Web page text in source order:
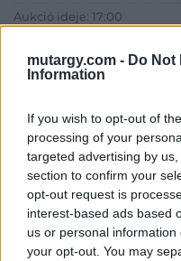
mutargy.com - Do Not
Information
If you wish to opt-out of
processing of your
targeted advertising by
section to confirm your
opt-out request is
interest-based ads based
us or personal
your opt-out. You may
Aukció ideje: 17:00
Tételszám: 63
Eladó adatai